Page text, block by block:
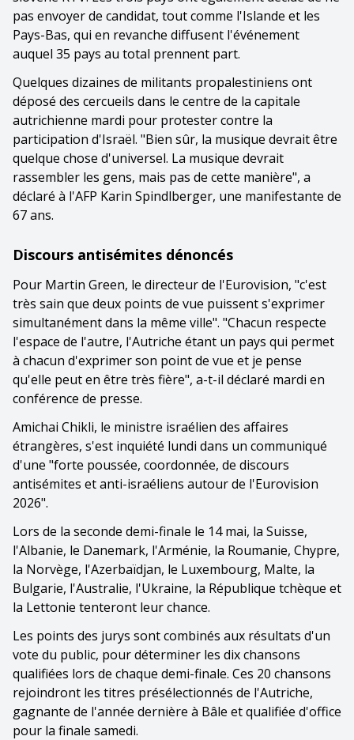
pas envoyer de candidat, tout comme l'Islande et les
Pays-Bas, qui en revanche diffusent l'événement
auquel 35 pays au total prennent part.
Quelques dizaines de militants propalestiniens ont
déposé des cercueils dans le centre de la capitale
autrichienne mardi pour protester contre la
participation d'Israël. "Bien sûr, la musique devrait être
quelque chose d'universel. La musique devrait
rassembler les gens, mais pas de cette manière", a
déclaré à l'AFP Karin Spindlberger, une manifestante de
67 ans.
Discours antisémites dénoncés
Pour Martin Green, le directeur de l'Eurovision, "c'est
très sain que deux points de vue puissent s'exprimer
simultanément dans la même ville". "Chacun respecte
l'espace de l'autre, l'Autriche étant un pays qui permet
à chacun d'exprimer son point de vue et je pense
qu'elle peut en être très fière", a-t-il déclaré mardi en
conférence de presse.
Amichai Chikli, le ministre israélien des affaires
étrangères, s'est inquiété lundi dans un communiqué
d'une "forte poussée, coordonnée, de discours
antisémites et anti-israéliens autour de l'Eurovision
2026".
Lors de la seconde demi-finale le 14 mai, la Suisse,
l'Albanie, le Danemark, l'Arménie, la Roumanie, Chypre,
la Norvège, l'Azerbaïdjan, le Luxembourg, Malte, la
Bulgarie, l'Australie, l'Ukraine, la République tchèque et
la Lettonie tenteront leur chance.
Les points des jurys sont combinés aux résultats d'un
vote du public, pour déterminer les dix chansons
qualifiées lors de chaque demi-finale. Ces 20 chansons
rejoindront les titres présélectionnés de l'Autriche,
gagnante de l'année dernière à Bâle et qualifiée d'office
pour la finale samedi.